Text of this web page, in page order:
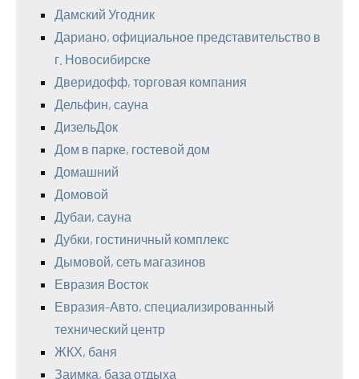
Дамский Угодник
Дариано, официальное представительство в
г. Новосибирске
Дверидофф, торговая компания
Дельфин, сауна
ДизельДок
Дом в парке, гостевой дом
Домашний
Домовой
Дубаи, сауна
Дубки, гостиничный комплекс
Дымовой, сеть магазинов
Евразия Восток
Евразия-Авто, специализированный
технический центр
ЖКХ, баня
Заимка, база отдыха